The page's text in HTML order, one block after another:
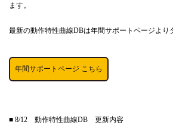
ます。
最新の動作特性曲線DBは年間サポートページより
年間サポートページ こちら
■ 8/12 動作特性曲線DB 更新内容